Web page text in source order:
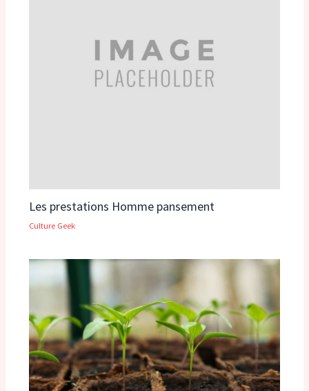
Les prestations Homme pansement
Culture Geek